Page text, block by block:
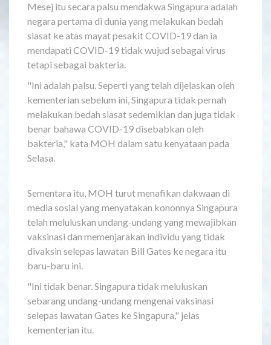
Mesej itu secara palsu mendakwa Singapura adalah
negara pertama di dunia yang melakukan bedah
siasat ke atas mayat pesakit COVID-19 dan ia
mendapati COVID-19 tidak wujud sebagai virus
tetapi sebagai bakteria.
"Ini adalah palsu. Seperti yang telah dijelaskan oleh
kementerian sebelum ini, Singapura tidak pernah
melakukan bedah siasat sedemikian dan juga tidak
benar bahawa COVID-19 disebabkan oleh
bakteria," kata MOH dalam satu kenyataan pada
Selasa.
Sementara itu, MOH turut menafikan dakwaan di
media sosial yang menyatakan kononnya Singapura
telah meluluskan undang-undang yang mewajibkan
vaksinasi dan memenjarakan individu yang tidak
divaksin selepas lawatan Bill Gates ke negara itu
baru-baru ini.
"Ini tidak benar. Singapura tidak meluluskan
sebarang undang-undang mengenai vaksinasi
selepas lawatan Gates ke Singapura," jelas
kementerian itu.